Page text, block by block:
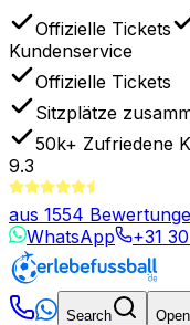
Offizielle Tickets
Kundenservice
Offizielle Tickets
Sitzplätze
50k+ Zufriedene
9.3
aus 1554
WhatsApp
+31
Search